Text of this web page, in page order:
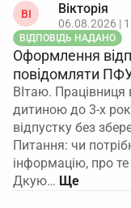
ВІ Вікторія
06.08.2026 |
ВІДПОВІДЬ НАДАНО
Оформлення
повідомляти
ВІтаю. Працівниця
дитиною до 3-х
відпустку без
Питання: чи
інформацію, про
Дкую…